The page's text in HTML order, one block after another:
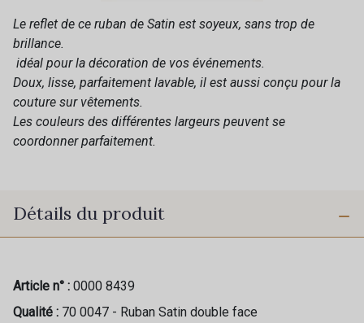
Le reflet de ce ruban de Satin est soyeux, sans trop de
brillance.
idéal pour la décoration de vos événements.
Doux, lisse, parfaitement lavable, il est aussi conçu pour la
couture sur vêtements.
Les couleurs des différentes largeurs peuvent se
coordonner parfaitement.
Détails du produit
Article n° : 0000 8439
Qualité : 70 0047 - Ruban Satin double face